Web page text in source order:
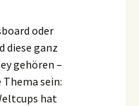
oder
diese ganz
gehören –
sein:
hat